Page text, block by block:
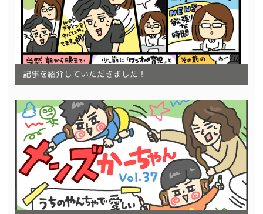
記事を紹介していただきました！